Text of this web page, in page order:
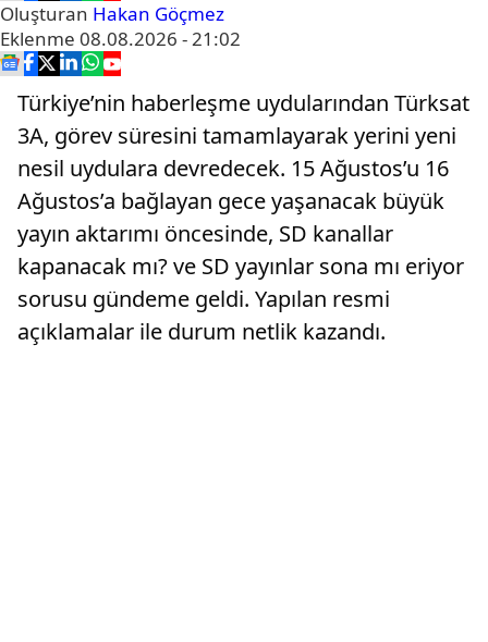
Oluşturan Hakan Göçmez
Eklenme 08.08.2026 - 21:02
Türkiye’nin haberleşme uydularından Türksat
3A, görev süresini tamamlayarak yerini yeni
nesil uydulara devredecek. 15 Ağustos’u 16
Ağustos’a bağlayan gece yaşanacak büyük
yayın aktarımı öncesinde, SD kanallar
kapanacak mı? ve SD yayınlar sona mı eriyor
sorusu gündeme geldi. Yapılan resmi
açıklamalar ile durum netlik kazandı.